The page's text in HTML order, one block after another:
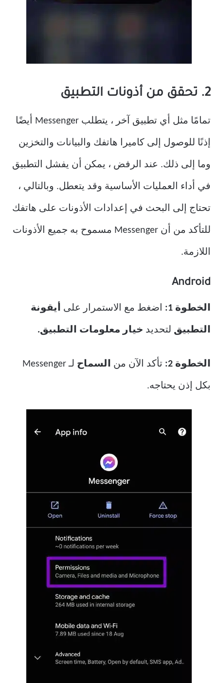
2. تحقق من أذونات التطبيق
تمامًا مثل أي تطبيق آخر ، يتطلب Messenger أيضًا
إذنًا للوصول إلى كاميرا هاتفك والبيانات والتخزين
وما إلى ذلك. عند الرفض ، يمكن أن يفشل التطبيق
في أداء العمليات الأساسية وقد يتعطل. وبالتالي ،
تحتاج إلى البحث في إعدادات الأذونات على هاتفك
للتأكد من أن Messenger مسموح به جميع الأذونات
اللازمة.
Android
الخطوة 1: اضغط مع الاستمرار على أيقونة
التطبيق لتحديد خيار معلومات التطبيق.
الخطوة 2: تأكد الآن من السماح لـ Messenger
بكل إذن يحتاجه.